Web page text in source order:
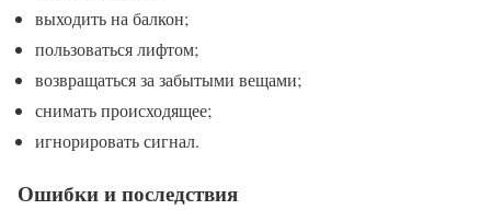
выходить на балкон;
пользоваться лифтом;
возвращаться за забытыми вещами;
снимать происходящее;
игнорировать сигнал.
Ошибки и последствия